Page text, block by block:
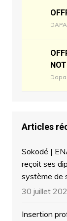
Articles
Sokodé |
reçoit ses
système de
30 juillet
Insertion